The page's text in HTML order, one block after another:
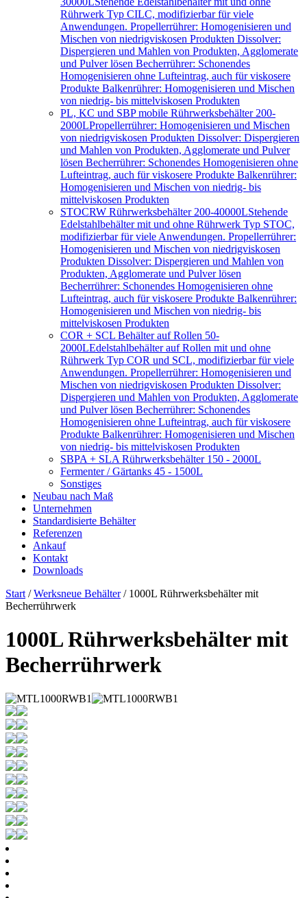
Rührwerk Typ CILC, modifizierbar für viele
Anwendungen. Propellerrührer: Homogenisieren und
Mischen von niedrigviskosen Produkten Dissolver:
Dispergieren und Mahlen von Produkten, Agglomerate
und Pulver lösen Becherrührer: Schonendes
Homogenisieren ohne Lufteintrag, auch für viskosere
Produkte Balkenrührer: Homogenisieren und Mischen
von niedrig- bis mittelviskosen Produkten
PL, KC und SBP mobile Rührwerksbehälter 200-
2000LPropellerrührer: Homogenisieren und Mischen
von niedrigviskosen Produkten Dissolver: Dispergieren
und Mahlen von Produkten, Agglomerate und Pulver
lösen Becherrührer: Schonendes Homogenisieren ohne
Lufteintrag, auch für viskosere Produkte Balkenrührer:
Homogenisieren und Mischen von niedrig- bis
mittelviskosen Produkten
STOCRW Rührwerksbehälter 200-40000LStehende
Edelstahlbehälter mit und ohne Rührwerk Typ STOC,
modifizierbar für viele Anwendungen. Propellerrührer:
Homogenisieren und Mischen von niedrigviskosen
Produkten Dissolver: Dispergieren und Mahlen von
Produkten, Agglomerate und Pulver lösen
Becherrührer: Schonendes Homogenisieren ohne
Lufteintrag, auch für viskosere Produkte Balkenrührer:
Homogenisieren und Mischen von niedrig- bis
mittelviskosen Produkten
COR + SCL Behälter auf Rollen 50-
2000LEdelstahlbehälter auf Rollen mit und ohne
Rührwerk Typ COR und SCL, modifizierbar für viele
Anwendungen. Propellerrührer: Homogenisieren und
Mischen von niedrigviskosen Produkten Dissolver:
Dispergieren und Mahlen von Produkten, Agglomerate
und Pulver lösen Becherrührer: Schonendes
Homogenisieren ohne Lufteintrag, auch für viskosere
Produkte Balkenrührer: Homogenisieren und Mischen
von niedrig- bis mittelviskosen Produkten
SBPA + SLA Rührwerksbehälter 150 - 2000L
Fermenter / Gärtanks 45 - 1500L
Sonstiges
Neubau nach Maß
Unternehmen
Standardisierte Behälter
Referenzen
Ankauf
Kontakt
Downloads
Start /Werksneue Behälter/ 1000L Rührwerksbehälter mit
Becherrührwerk
1000L Rührwerksbehälter mit
Becherrührwerk